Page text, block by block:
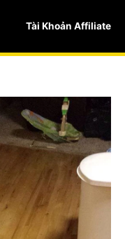
Tài Khoản Affiliate